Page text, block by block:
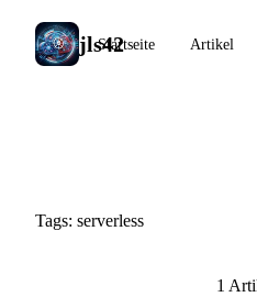
jls42
Startseite Artikel
Tags: serverless
1